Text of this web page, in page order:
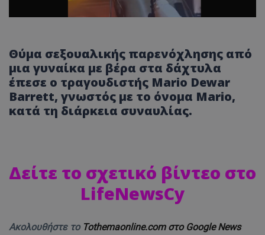
Θύμα σεξουαλικής παρενόχλησης από
μια γυναίκα με βέρα στα δάχτυλα
έπεσε ο τραγουδιστής Mario Dewar
Barrett, γνωστός με το όνομα Mario,
κατά τη διάρκεια συναυλίας.
Δείτε το σχετικό βίντεο στο
LifeNewsCy
Ακολουθήστε το Tothemaonline.com στο Google News